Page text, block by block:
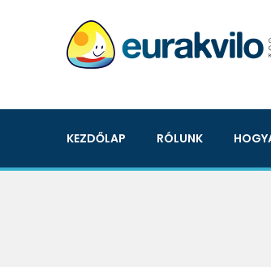
KEZDŐLAP RÓLUNK